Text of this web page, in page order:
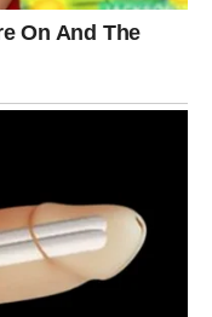
IZVORA
dešavaju brzo,
snalazi u
u korist.
možda niste
ili kontakt koji
je u tome da